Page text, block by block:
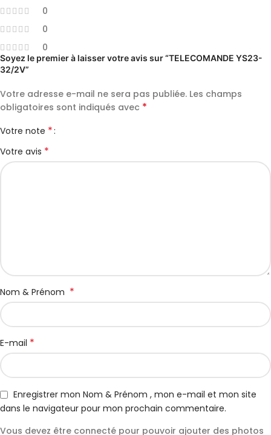
0
0
0
Soyez le premier à laisser votre avis sur “TELECOMANDE YS23-
32/2V”
Votre adresse e-mail ne sera pas publiée. Les champs
obligatoires sont indiqués avec *
Votre note *
Votre avis *
Nom & Prénom *
E-mail *
Enregistrer mon Nom & Prénom , mon e-mail et mon site
dans le navigateur pour mon prochain commentaire.
Vous devez être connecté pour pouvoir ajouter des photos